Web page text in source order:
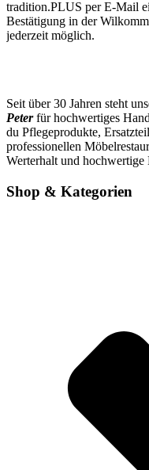
tradition.PLUS per E-Mail
Bestätigung in der
jederzeit möglich.
Seit über 30 Jahren steht
Peterfür hochwertiges
du Pflegeprodukte,
professionellen
Werterhalt und
Shop & Kategorien